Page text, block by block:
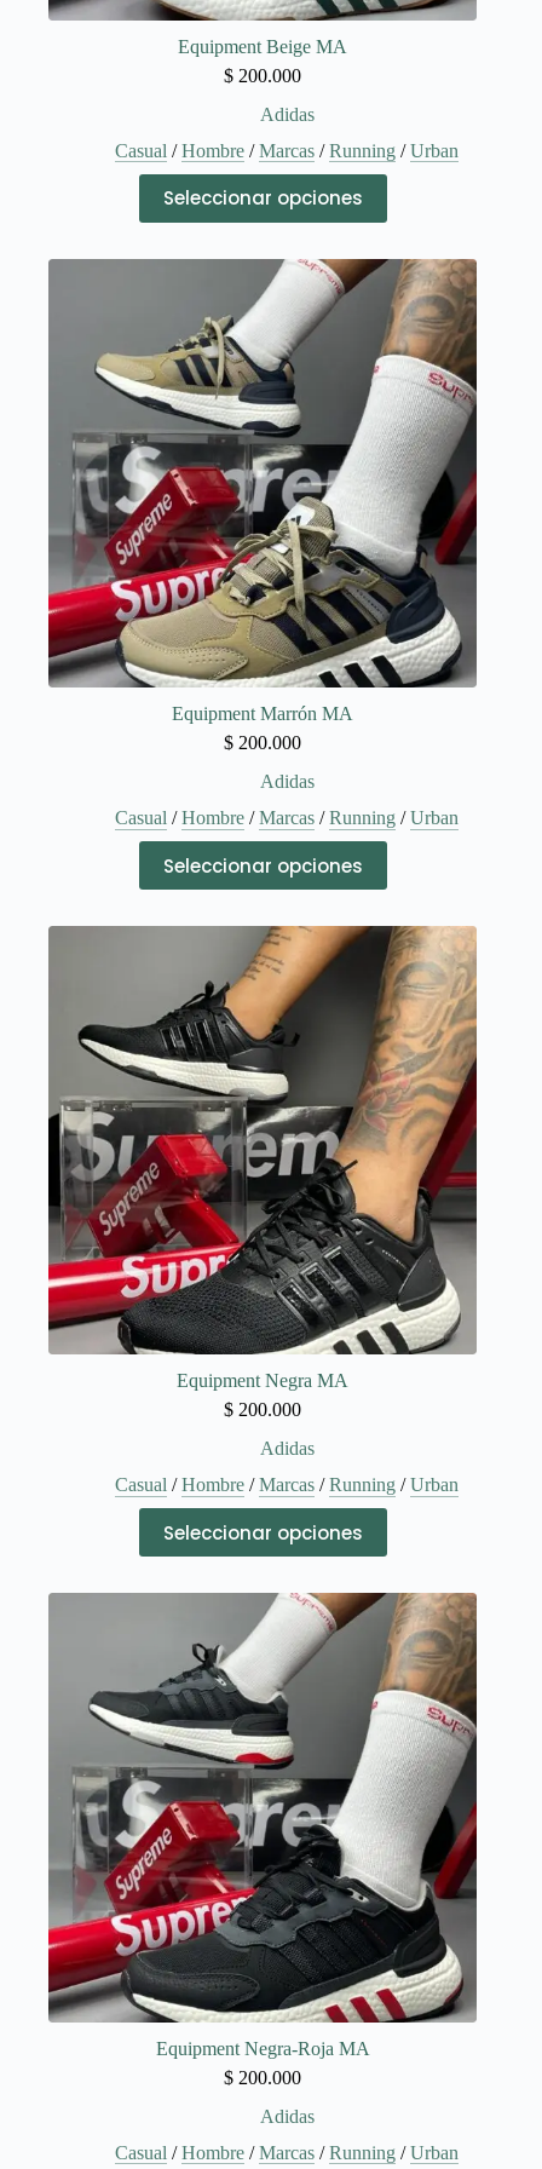
Equipment Beige MA
$ 200.000
Adidas
Casual /Hombre /Marcas /Running /Urban
Seleccionar opciones
producto
tiene
variantes.
Las
opciones
pueden
elegir
en
la
página
de
producto
Equipment Marrón MA
$ 200.000
Adidas
Casual /Hombre /Marcas /Running /Urban
Seleccionar opciones
producto
tiene
variantes.
Las
opciones
se
pueden
elegir
en
la
página
de
producto
Equipment Negra MA
$ 200.000
Adidas
Casual /Hombre /Marcas /Running /Urban
Seleccionar opciones
producto
tiene
variantes.
Las
opciones
se
pueden
elegir
en
la
página
de
producto
Equipment Negra-Roja MA
$ 200.000
Adidas
Casual /Hombre /Marcas /Running /Urban